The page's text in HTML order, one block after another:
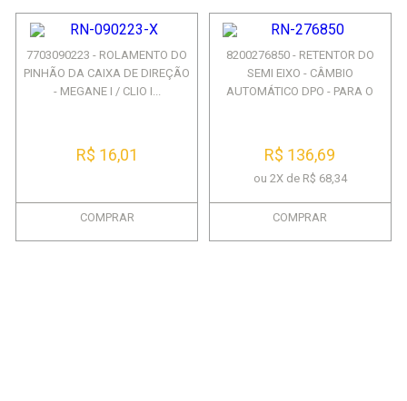
7703090223 - ROLAMENTO DO
PINHÃO DA CAIXA DE DIREÇÃO
- MEGANE I / CLIO I...
R$ 16,01
COMPRAR
8200276850 - RETENTOR DO
SEMI EIXO - CÂMBIO
AUTOMÁTICO DPO - PARA O
R$ 136,69
ou 2X de R$ 68,34
COMPRAR